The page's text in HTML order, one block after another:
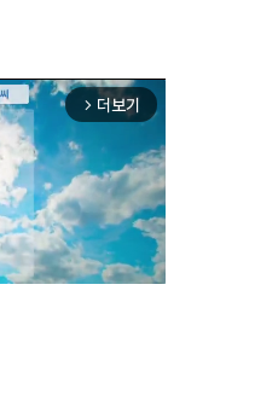
arrow_forward_ios 더보기